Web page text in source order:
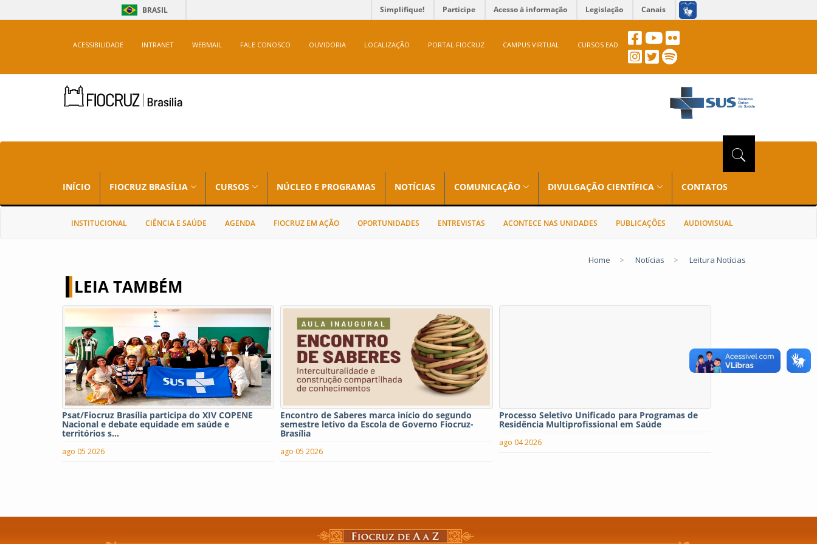
BRASIL Simplifique! Participe Acesso à informação Legislação Canais
ACESSIBILIDADE INTRANET WEBMAIL FALE CONOSCO OUVIDORIA LOCALIZAÇÃO PORTAL FIOCRUZ CAMPUS VIRTUAL CURSOS EAD
INÍCIO FIOCRUZ BRASÍLIA CURSOS NÚCLEO E PROGRAMAS NOTÍCIAS COMUNICAÇÃO DIVULGAÇÃO CIENTÍFICA CONTATOS
INSTITUCIONAL CIÊNCIA E SAÚDE AGENDA FIOCRUZ EM AÇÃO OPORTUNIDADES ENTREVISTAS ACONTECE NAS UNIDADES PUBLICAÇÕES AUDIOVISUAL
Home > Notícias > Leitura Notícias
LEIA TAMBÉM
Psat/Fiocruz Brasília participa do XIV COPENE
Nacional e debate equidade em saúde e
territórios s...
ago 05 2026
Encontro de Saberes marca início do segundo
semestre letivo da Escola de Governo Fiocruz-
Brasília
ago 05 2026
Processo Seletivo Unificado para Programas de
Residência Multiprofissional em Saúde
ago 04 2026